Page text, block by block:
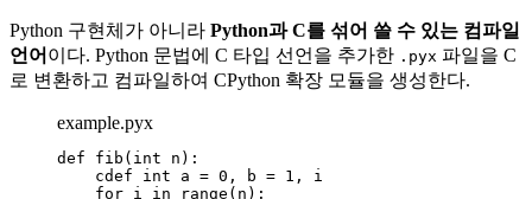
Python 구현체가 아니라 Python과 C를 섞어 쓸 수 있는 컴파일
언어 이다. Python 문법에 C 타입 선언을 추가한 .pyx 파일을 C
로 변환하고 컴파일하여 CPython 확장 모듈을 생성한다.
example.pyx
def fib ( int n ) :
cdef int a = 0 , b = 1 , i
for i in range ( n ):